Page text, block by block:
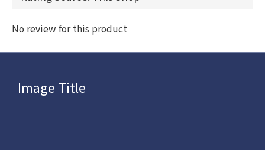
No review for this product
Image Title